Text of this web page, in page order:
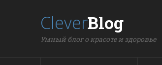
CleverBlog
Умный блог о красоте и здоровье